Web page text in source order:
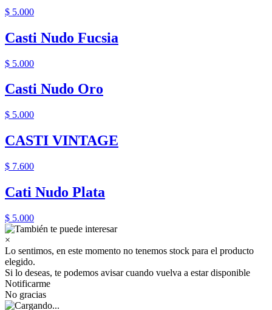
$ 5.000
Casti Nudo Fucsia
$ 5.000
Casti Nudo Oro
$ 5.000
CASTI VINTAGE
$ 7.600
Cati Nudo Plata
$ 5.000
×
Lo sentimos, en este momento no tenemos stock para el producto
elegido.
Si lo deseas, te podemos avisar cuando vuelva a estar disponible
Notificarme
No gracias